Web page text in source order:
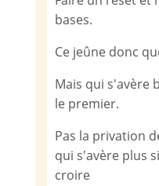
bases.
Ce jeûne donc
Mais qui s'avère
le premier.
Pas la privation
qui s'avère plus
croire